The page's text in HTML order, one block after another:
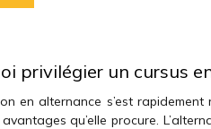
privilégier un cursus
en alternance s’est
qu’elle procure.